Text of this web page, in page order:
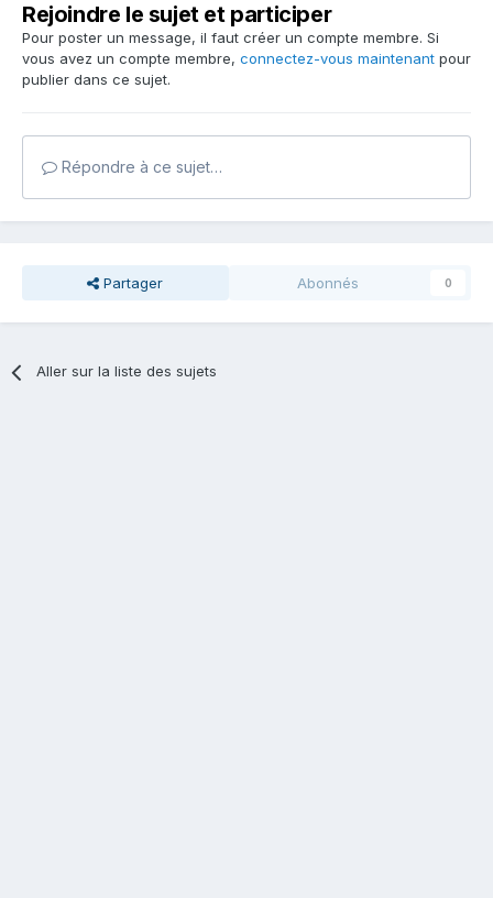
Rejoindre le sujet et participer
Pour poster un message, il faut créer un compte membre. Si
vous avez un compte membre, connectez-vous maintenant pour
publier dans ce sujet.
Répondre à ce sujet…
Partager Abonnés 0
Aller sur la liste des sujets